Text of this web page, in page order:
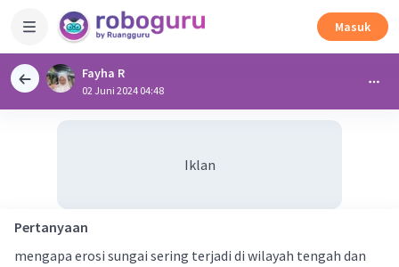
Masuk
Fayha R
02 Juni 2024 04:48
Iklan
Pertanyaan
mengapa erosi sungai sering terjadi di wilayah tengah dan